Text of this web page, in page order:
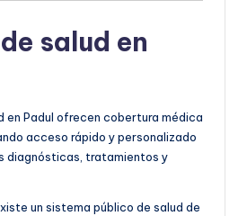
salud en
en Padul ofrecen cobertura médica
acceso rápido y personalizado
diagnósticas, tratamientos y
un sistema público de salud de